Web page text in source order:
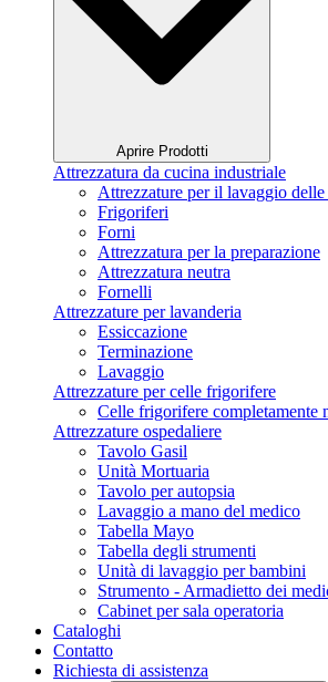
Aprire Prodotti
Attrezzatura da cucina industriale
Attrezzature per il lavaggio
Frigoriferi
Forni
Attrezzatura per la preparazione
Attrezzatura neutra
Fornelli
Attrezzature per lavanderia
Essiccazione
Terminazione
Lavaggio
Attrezzature per celle frigorifere
Celle frigorifere completamente
Attrezzature ospedaliere
Tavolo Gasil
Unità Mortuaria
Tavolo per autopsia
Lavaggio a mano del medico
Tabella Mayo
Tabella degli strumenti
Unità di lavaggio per bambini
Strumento - Armadietto dei
Cabinet per sala operatoria
Cataloghi
Contatto
Richiesta di assistenza